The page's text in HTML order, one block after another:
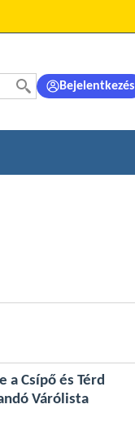
Bejelentkezés
a Csípő és Térd
Várólista